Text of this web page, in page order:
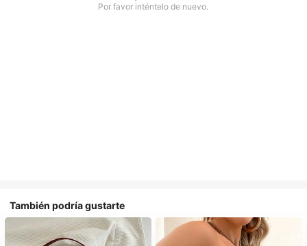
Por favor inténtelo de nuevo.
También podría gustarte